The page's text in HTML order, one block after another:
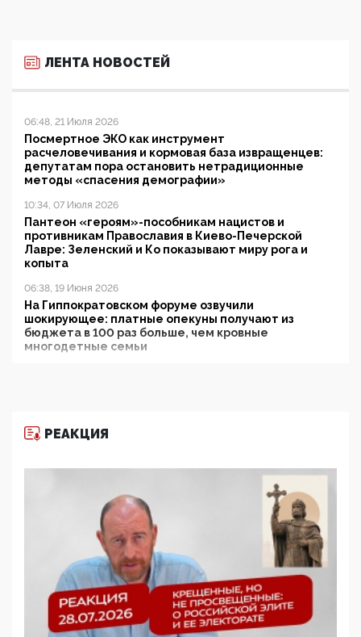
ЛЕНТА НОВОСТЕЙ
06:48, 21 Июля 2026
Посмертное ЭКО как инструмент
расчеловечивания и кормовая база извращенцев:
депутатам пора остановить нетрадиционные
методы «спасения демографии»
10:34, 07 Июля 2026
Пантеон «героям»-пособникам нацистов и
противникам Православия в Киево-Печерской
Лавре: Зеленский и Ко показывают миру рога и
копыта
06:38, 19 Июня 2026
На Гиппократовском форуме озвучили
шокирующее: платные опекуны получают из
бюджета в 100 раз больше, чем кровные
многодетные семьи
11:53, 09 Июня 2026
деятельность ИИТО ЮНЕСКО в России, но
цифроглобалисты продолжают определять
повестку в образовании
09:43, 01 Июня 2026
5G за счет здоровья граждан: Минцифры намерено
отобрать у регионов и муниципалитетов право
защищать жилые дома и социальные объекты от
05:58, 26 Мая 2026
Роскомнадзор освободили от борца с
РЕАКЦИЯ